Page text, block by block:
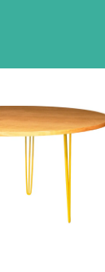
dates de votre
événement.
Choisir mes dates